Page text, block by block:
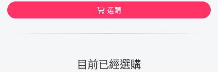
選購
目前已經選購